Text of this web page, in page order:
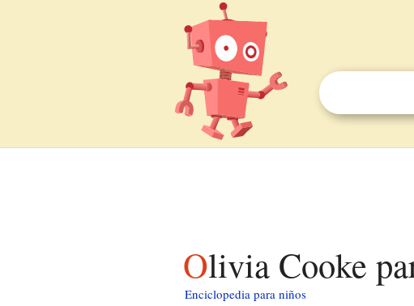
Olivia Cooke
Enciclopedia para niños